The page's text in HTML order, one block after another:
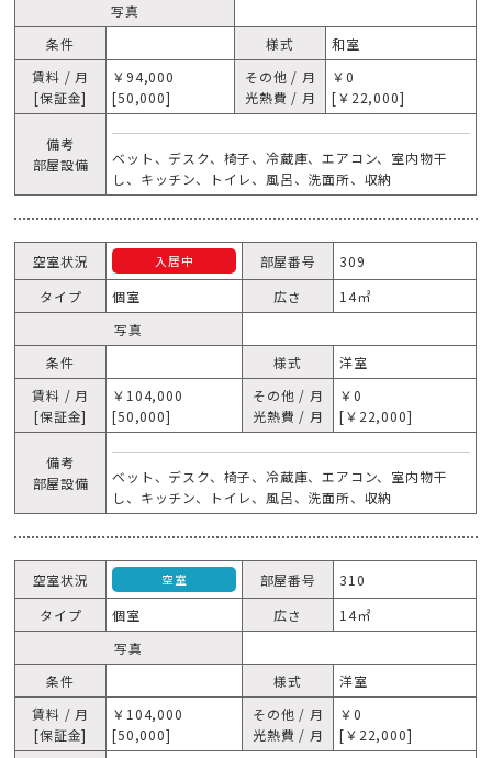
写真
条件
様式
和室
賃料 / 月
[保証金]
￥94,000
[50,000]
その他 / 月
光熱費 / 月
￥0
[￥22,000]
備考
部屋設備
ベット、デスク、椅子、冷蔵庫、エアコン、室内物干
し、キッチン、トイレ、風呂、洗面所、収納
空室状況 入居中 部屋番号
309
タイプ
個室 広さ
14㎡
写真
条件
様式
洋室
賃料 / 月
[保証金]
￥104,000
[50,000]
その他 / 月
光熱費 / 月
￥0
[￥22,000]
備考
部屋設備
ベット、デスク、椅子、冷蔵庫、エアコン、室内物干
し、キッチン、トイレ、風呂、洗面所、収納
空室状況 空室 部屋番号
310
タイプ
個室 広さ
14㎡
写真
条件
様式
洋室
賃料 / 月
[保証金]
￥104,000
[50,000]
その他 / 月
光熱費 / 月
￥0
[￥22,000]